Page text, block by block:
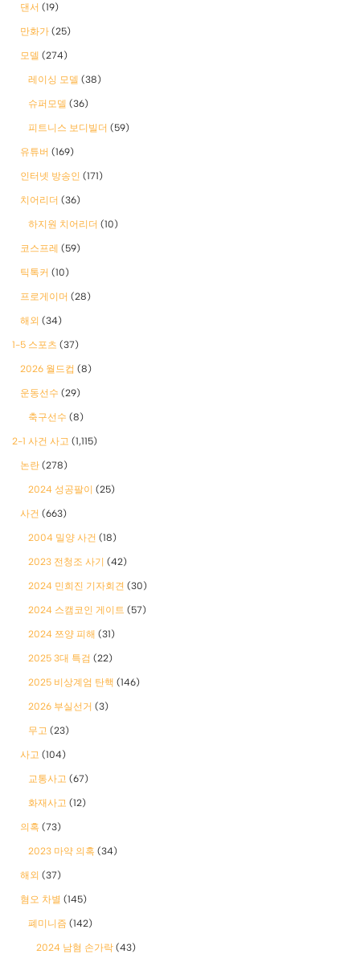
댄서 (19)
만화가 (25)
모델 (274)
레이싱 모델 (38)
슈퍼모델 (36)
피트니스 보디빌더 (59)
유튜버 (169)
인터넷 방송인 (171)
치어리더 (36)
하지원 치어리더 (10)
코스프레 (59)
틱톡커 (10)
프로게이머 (28)
해외 (34)
1-5 스포츠 (37)
2026 월드컵 (8)
운동선수 (29)
축구선수 (8)
2-1 사건 사고 (1,115)
논란 (278)
2024 성공팔이 (25)
사건 (663)
2004 밀양 사건 (18)
2023 전청조 사기 (42)
2024 민희진 기자회견 (30)
2024 스캠코인 게이트 (57)
2024 쯔양 피해 (31)
2025 3대 특검 (22)
2025 비상계엄 탄핵 (146)
2026 부실선거 (3)
무고 (23)
사고 (104)
교통사고 (67)
화재사고 (12)
의혹 (73)
2023 마약 의혹 (34)
해외 (37)
혐오 차별 (145)
폐미니즘 (142)
2024 남혐 손가락 (43)